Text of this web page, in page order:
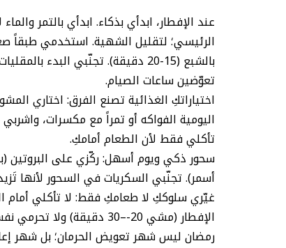
عند الإفطار، ابدأي بذكاء. ابدأي بالتمر
الرئيسي؛ لتقليل الشهية. استخدمي طبقاً
بالشبع (15-20 دقيقة). تجنّبي
تعوّضين ساعات الصيام.
اختياراتكِ الغذائية تصنع الفرق: اختاري
تأكلي فقط لأن الطعام أمامكِ.
سحور ذكي ويوم أسهل: ركّزي على البروتين
أسمر). تجنّبي السكريات في السحور لأنها
غيّري سلوككِ لا طعامكِ فقط: لا تأكلي أمام
الإفطار (مشي 20-–30 دقيقة) ولا تحرمي نفسكِ تماماً؛ لأن الاعتدال أفضل من المنع التام.
رمضان ليس شهر تعويض الحرمان؛ بل شهر